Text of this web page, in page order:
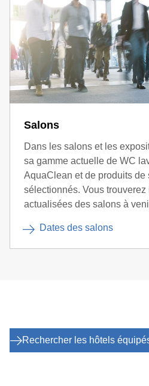
Salons
Dans les salons et les
sa gamme actuelle de WC
AquaClean et de produits de
sélectionnés. Vous trouverez
actualisées des salons à
Dates des salons
Rechercher les hôtels